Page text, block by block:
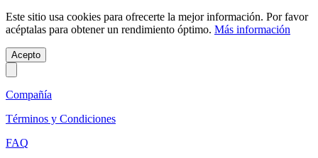
Este sitio usa cookies para ofrecerte la mejor información. Por favor
acéptalas para obtener un rendimiento óptimo. Más información
Acepto
Compañía
Términos y Condiciones
FAQ